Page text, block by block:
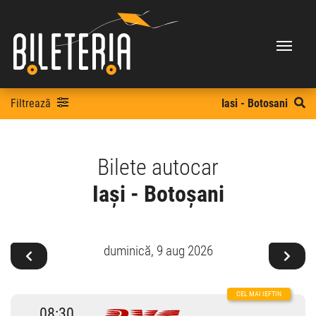
Filtrează Iasi - Botosani
Bilete autocar
Iași - Botoșani
duminică, 9 aug 2026